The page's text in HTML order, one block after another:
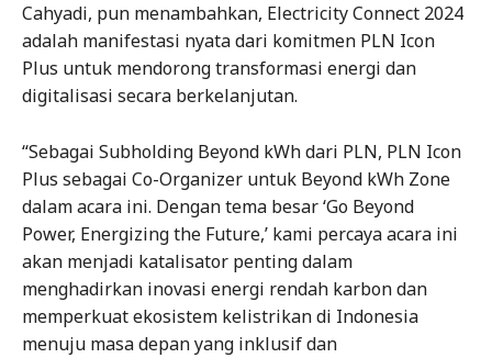
Cahyadi, pun menambahkan, Electricity Connect 2024
adalah manifestasi nyata dari komitmen PLN Icon
Plus untuk mendorong transformasi energi dan
digitalisasi secara berkelanjutan.
“Sebagai Subholding Beyond kWh dari PLN, PLN Icon
Plus sebagai Co-Organizer untuk Beyond kWh Zone
dalam acara ini. Dengan tema besar ‘Go Beyond
Power, Energizing the Future,’ kami percaya acara ini
akan menjadi katalisator penting dalam
menghadirkan inovasi energi rendah karbon dan
memperkuat ekosistem kelistrikan di Indonesia
menuju masa depan yang inklusif dan